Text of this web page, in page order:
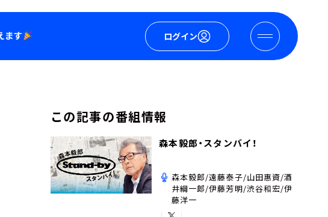
ログイン
この記事の番組情報
森本毅郎・スタンバイ！
森本毅郎/遠藤泰子/山田惠資/酒
井綱一郎/伊藤芳明/渋谷和宏/伊
藤洋一